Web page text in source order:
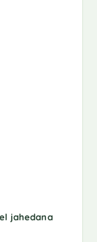
jahedana